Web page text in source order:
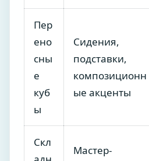
Пер
ено
сны
е
куб
ы
Сидения,
подставки,
композиционн
ые акценты
Скл
Мастер-